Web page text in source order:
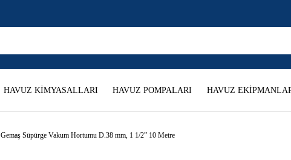
HAVUZ KİMYASALLARI HAVUZ POMPALARI HAVUZ
Gemaş Süpürge Vakum Hortumu D.38 mm, 1 1/2” 10 Metre